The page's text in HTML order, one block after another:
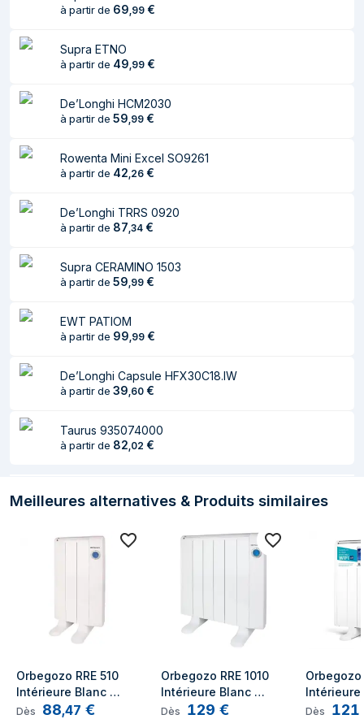
Thermostat
réglable
Radiateur
Nombre de tubes 5
marche/arrêt
intégré
Oui
Convient pour Intérieure
Couleur du produit
Écran integré Oui
Écran LCD
commande
à partir de 69 99 €
Supra ETNO
à partir de 49 99 €
De’Longhi HCM2030
à partir de 59 99 €
Rowenta Mini Excel SO9261
à partir de 42 26 €
De’Longhi TRRS 0920
à partir de 87 34 €
Supra CERAMINO 1503
à partir de 59 99 €
EWT PATIOM
à partir de 99 99 €
De’Longhi Capsule HFX30C18.IW
à partir de 39 60 €
Taurus 935074000
à partir de 82 02 €
Meilleures alternatives & Produits similaires
Orbegozo RRE 510
Intérieure Blanc
500W
Dès 88,47 €
Orbegozo RRE 1010
Intérieure Blanc
1000W
Dès 129 €
Orbegozo
Intérieure
800W
Dès 121